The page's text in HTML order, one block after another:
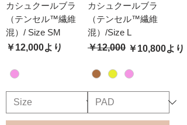
カシュクールブラ
（テンセル™繊維
混）/ Size SM
￥12,000より
セール価格
カシュクールブラ
（テンセル™繊維
混）/Size L
通常価格
￥12,000 ￥10,800より
セール価格